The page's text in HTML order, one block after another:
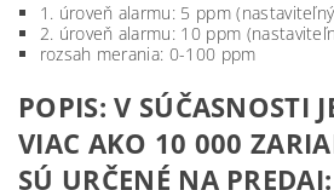
1. úroveň alarmu: 5 ppm
2. úroveň alarmu: 10 ppm
rozsah merania: 0-100 ppm
POPIS: V SÚČASNOSTI
VIAC AKO 10 000
SÚ URČENÉ NA PREDAJ: